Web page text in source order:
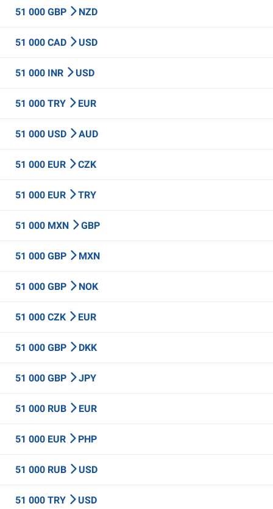
51 000 GBP NZD
51 000 CAD USD
51 000 INR USD
51 000 TRY EUR
51 000 USD AUD
51 000 EUR CZK
51 000 EUR TRY
51 000 MXN GBP
51 000 GBP MXN
51 000 GBP NOK
51 000 CZK EUR
51 000 GBP DKK
51 000 GBP JPY
51 000 RUB EUR
51 000 EUR PHP
51 000 RUB USD
51 000 TRY USD